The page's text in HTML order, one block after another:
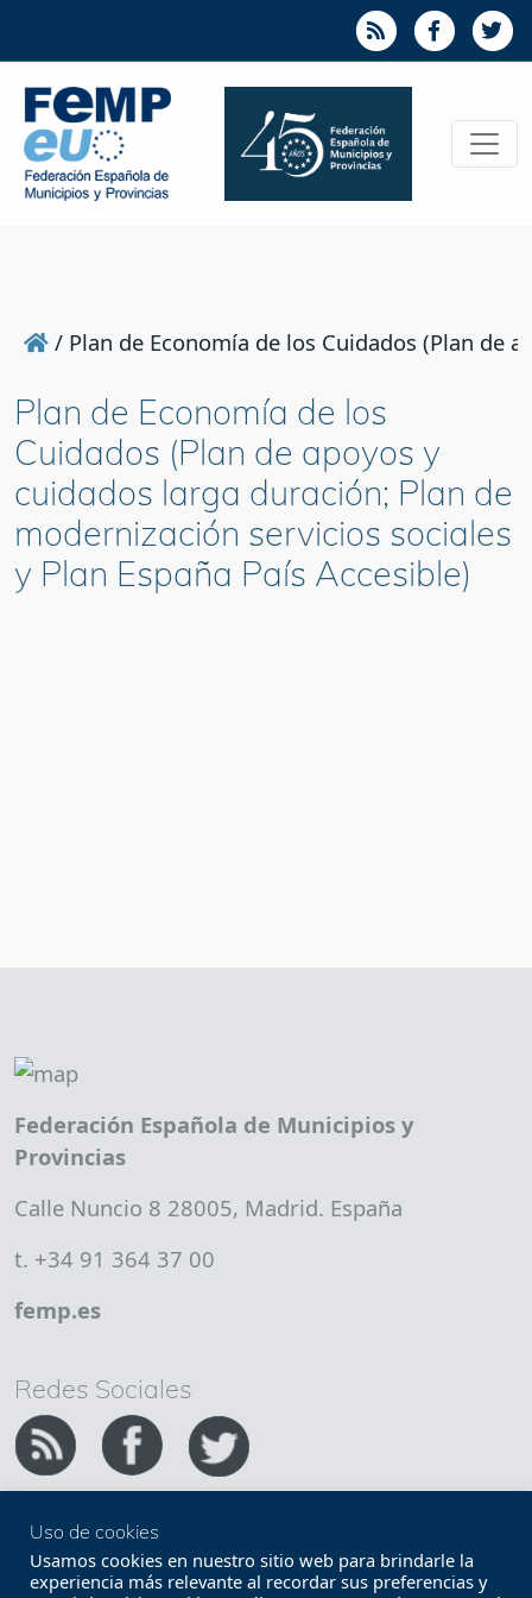
/ Plan de Economía de los Cuidados (Plan de
Plan de Economía de los
Cuidados (Plan de apoyos y
cuidados larga duración; Plan de
modernización servicios sociales
y Plan España País Accesible)
Federación Española de Municipios y
Provincias
Calle Nuncio 8 28005, Madrid. España
t. +34 91 364 37 00
femp.es
Redes Sociales
Copyright FEMP
Accesibilidad
Uso de cookies
Usamos cookies en nuestro sitio web para brindarle la
experiencia más relevante al recordar sus preferencias y